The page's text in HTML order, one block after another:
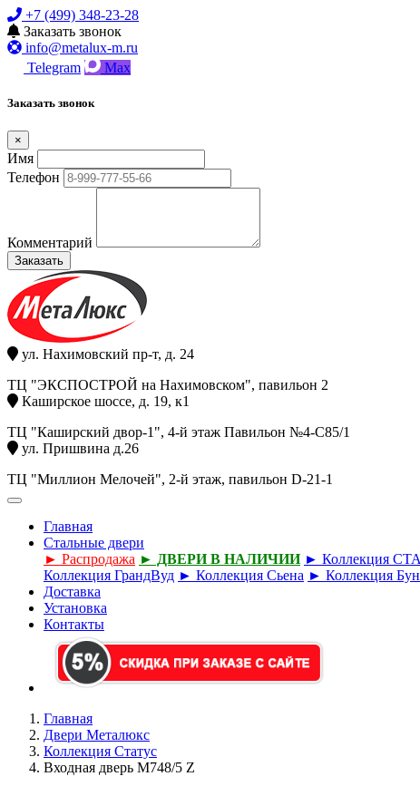
+7 (499) 348-23-28
Заказать звонок
info@metalux-m.ru
Telegram
Max
Заказать звонок
×
Имя
Телефон
Комментарий
Заказать
ул. Нахимовский пр-т, д. 24
ТЦ "ЭКСПОСТРОЙ на Нахимовском", павильон 2
Каширское шоссе, д. 19, к1
ТЦ "Каширский двор-1", 4-й этаж Павильон №4-С85/1
ул. Пришвина д.26
ТЦ "Миллион Мелочей", 2-й этаж, павильон D-21-1
Главная
Стальные двери
► Распродажа ► ДВЕРИ В НАЛИЧИИ ► Коллекция
Коллекция ГрандВуд ► Коллекция Сьена ► Коллекция
Доставка
Установка
Контакты
Главная
Двери Металюкс
Коллекция Статус
Входная дверь М748/5 Z